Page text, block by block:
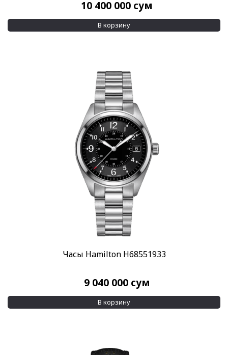
10 400 000 сум
В корзину
Часы Hamilton H68551933
9 040 000 сум
В корзину